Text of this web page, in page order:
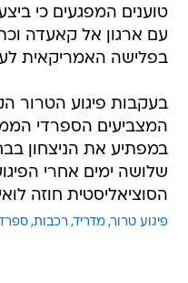
טוענים המפגעים כי
עם ארגון אל קאעדה
בפלישה האמריקאית
בעקבות פיגוע הטרור
המצביעים הספרדי
במפתיע את הניצחון
שלושה ימים אחרי
הסוציאליסטית חוזה
פיגוע טרור מדריד רכבות